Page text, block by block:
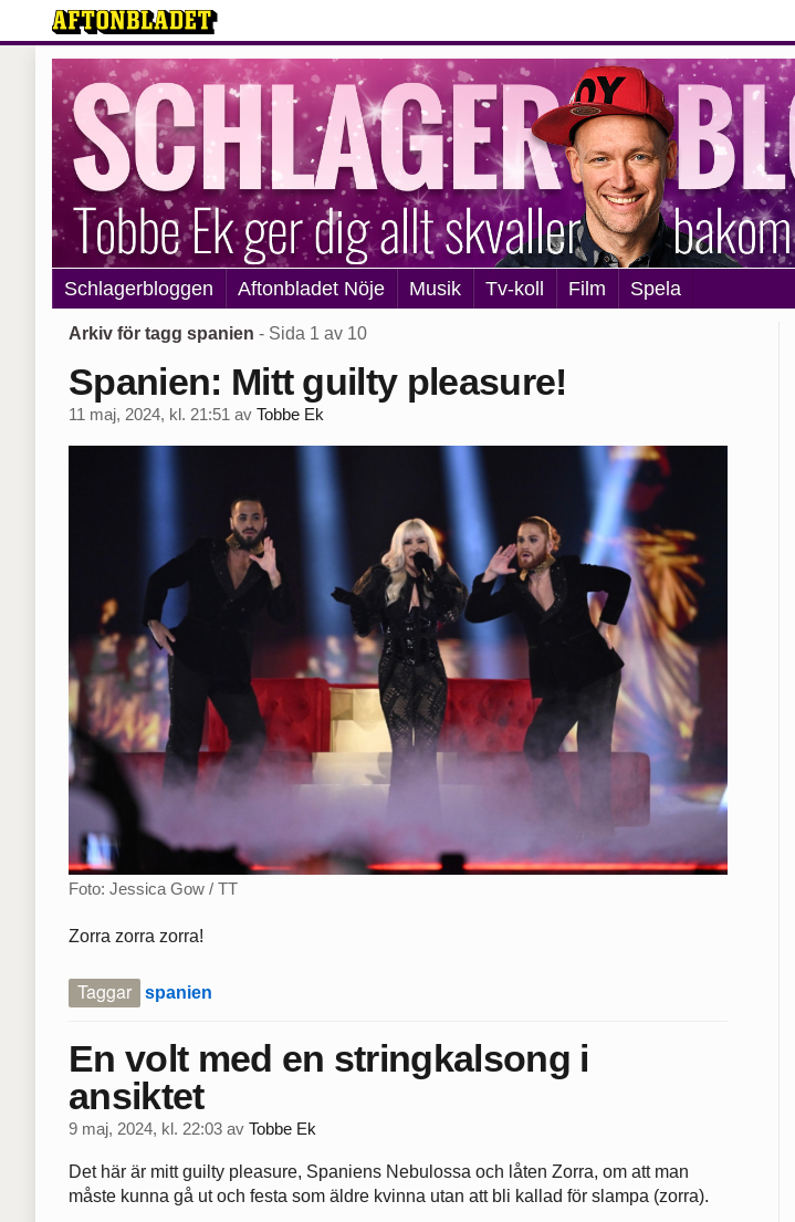
Schlagerbloggen Aftonbladet Nöje Musik Tv-koll Film Spela
Arkiv för tagg spanien - Sida 1 av 10
Spanien: Mitt guilty pleasure!
11 maj, 2024, kl. 21:51 av Tobbe Ek
Foto: Jessica Gow / TT
Zorra zorra zorra!
Taggar spanien
En volt med en stringkalsong i
ansiktet
9 maj, 2024, kl. 22:03 av Tobbe Ek
Det här är mitt guilty pleasure, Spaniens Nebulossa och låten Zorra, om att man
måste kunna gå ut och festa som äldre kvinna utan att bli kallad för slampa (zorra).